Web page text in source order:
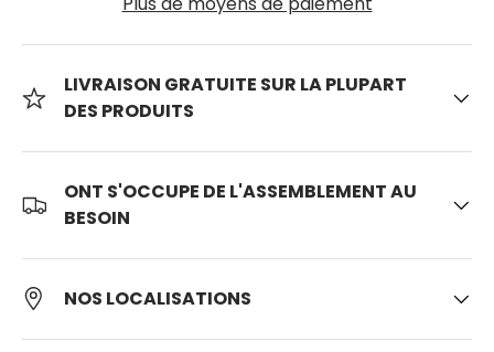
LIVRAISON GRATUITE SUR LA PLUPART
DES PRODUITS
ONT S'OCCUPE DE L'ASSEMBLEMENT AU
BESOIN
NOS LOCALISATIONS